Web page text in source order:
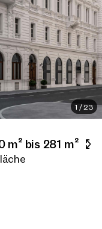
1 /23
m² bis 281 m²
wählen
(optional)
Vorname